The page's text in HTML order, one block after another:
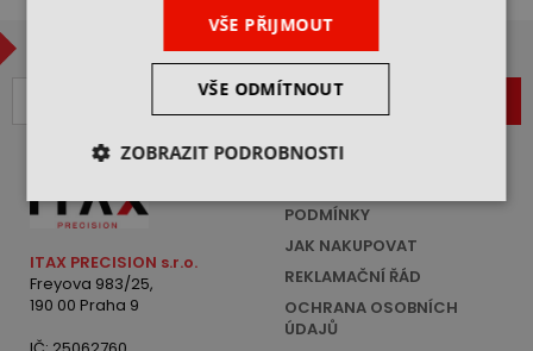
CHCETE BÝT V OBRAZE?
ITAX PRECISION s.r.o.
Freyova 983/25,
190 00 Praha 9
PODMÍNKY
JAK NAKUPOVAT
REKLAMAČNÍ ŘÁD
OCHRANA OSOBNÍCH
ÚDAJŮ
VŠE PŘIJMOUT
VŠE ODMÍTNOUT
ZOBRAZIT PODROBNOSTI